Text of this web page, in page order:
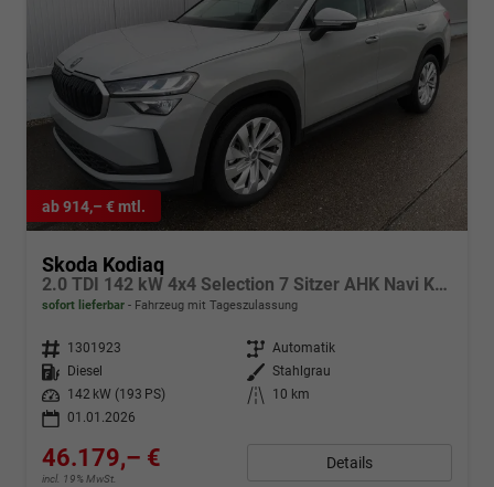
ab 914,– € mtl.
Skoda Kodiaq
2.0 TDI 142 kW 4x4 Selection 7 Sitzer AHK Navi Kamera
sofort lieferbar Fahrzeug mit Tageszulassung
Fahrzeugnr. 1301923 Getriebe Automatik
Kraftstoff
Diesel Außenfarbe Stahlgrau
Leistung
142 kW (193 PS) Kilometerstand
10 km
01.01.2026
46.179,– €
incl. 19% MwSt.
Details